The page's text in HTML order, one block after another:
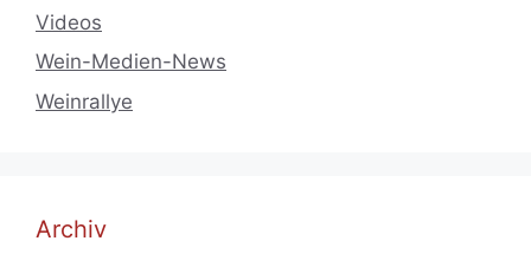
Videos
Wein-Medien-News
Weinrallye
Archiv